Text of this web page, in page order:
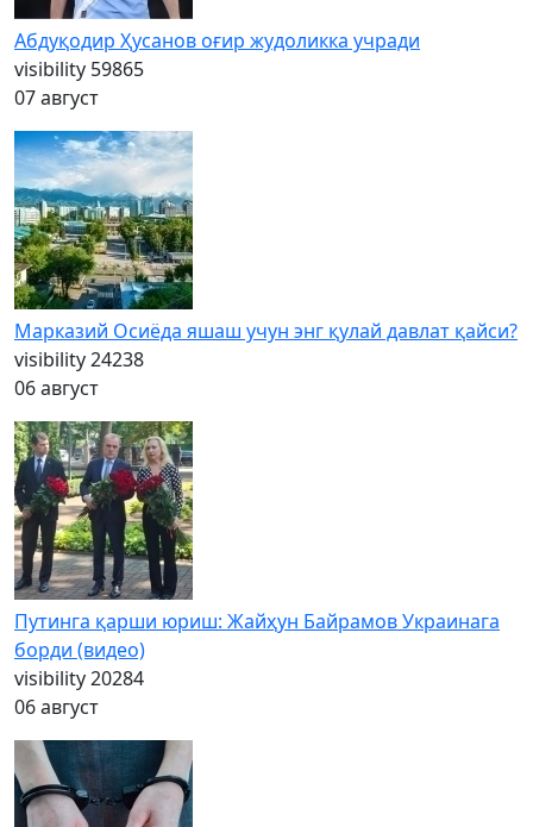
Абдуқодир Ҳусанов оғир жудоликка учради
visibility 59865
07 август
Марказий Осиёда яшаш учун энг қулай давлат қайси?
visibility24238
06 август
Путинга қарши юриш: Жайҳун Байрамов Украинага
борди (видео)
visibility20284
06 август